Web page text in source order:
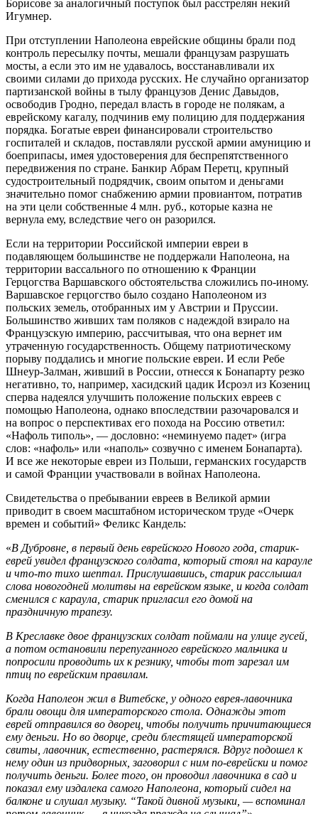
Борисове за аналогичный поступок был расстрелян некий
Игумнер.
При отступлении Наполеона еврейские общины брали под
контроль пересылку почты, мешали французам разрушать
мосты, а если это им не удавалось, восстанавливали их
своими силами до прихода русских. Не случайно организатор
партизанской войны в тылу французов Денис Давыдов,
освободив Гродно, передал власть в городе не полякам, а
еврейскому кагалу, подчинив ему полицию для поддержания
порядка. Богатые евреи финансировали строительство
госпиталей и складов, поставляли русской армии амуницию и
боеприпасы, имея удостоверения для беспрепятственного
передвижения по стране. Банкир Абрам Перетц, крупный
судостроительный подрядчик, своим опытом и деньгами
значительно помог снабжению армии провиантом, потратив
на эти цели собственные 4 млн. руб., которые казна не
вернула ему, вследствие чего он разорился.
Если на территории Российской империи евреи в
подавляющем большинстве не поддержали Наполеона, на
территории вассального по отношению к Франции
Герцогства Варшавского обстоятельства сложились по-иному.
Варшавское герцогство было создано Наполеоном из
польских земель, отобранных им у Австрии и Пруссии.
Большинство живших там поляков с надеждой взирало на
Французскую империю, рассчитывая, что она вернет им
утраченную государственность. Общему патриотическому
порыву поддались и многие польские евреи. И если Ребе
Шнеур-Залман, живший в России, отнесся к Бонапарту резко
негативно, то, например, хасидский цадик Исроэл из Козениц
сперва надеялся улучшить положение польских евреев с
помощью Наполеона, однако впоследствии разочаровался и
на вопрос о перспективах его похода на Россию ответил:
«Нафоль типоль», — дословно: «неминуемо падет» (игра
слов: «нафоль» или «наполь» созвучно с именем Бонапарта).
И все же некоторые евреи из Польши, германских государств
и самой Франции участвовали в войнах Наполеона.
Свидетельства о пребывании евреев в Великой армии
приводит в своем масштабном историческом труде «Очерк
времен и событий» Феликс Кандель:
«В Дубровне, в первый день еврейского Нового года, старик-
еврей увидел французского солдата, который стоял на карауле
и что-то тихо шептал. Прислушавшись, старик расслышал
слова новогодней молитвы на еврейском языке, и когда солдат
сменился с караула, старик пригласил его домой на
праздничную трапезу.
В Креславке двое французских солдат поймали на улице гусей,
а потом остановили перепуганного еврейского мальчика и
попросили проводить их к резнику, чтобы тот зарезал им
птиц по еврейским правилам.
Когда Наполеон жил в Витебске, у одного еврея-лавочника
брали овощи для императорского стола. Однажды этот
еврей отправился во дворец, чтобы получить причитающиеся
ему деньги. Но во дворце, среди блестящей императорской
свиты, лавочник, естественно, растерялся. Вдруг подошел к
нему один из придворных, заговорил с ним по-еврейски и помог
получить деньги. Более того, он проводил лавочника в сад и
показал ему издалека самого Наполеона, который сидел на
балконе и слушал музыку. “Такой дивной музыки, — вспоминал